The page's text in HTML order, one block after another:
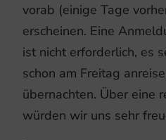
vorab (einige Tage
erscheinen. Eine
ist nicht erforderlich, es
schon am Freitag
übernachten. Über eine
würden wir uns sehr